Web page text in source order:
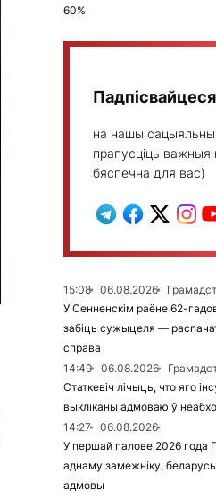
60%
Падпісвайцеся
на нашы
прапусціць важныя
бяспечна для вас)
15:08 06.08.2026
У Сенненскім раёне 62-
забіць сужыцеля —
справа
14:49
06.08.2026
Статкевіч лічыць, что яго
выкліканы адмоваю ў
14:27
06.08.2026
У першай палове 2026 года
аднаму замежніку,
адмовы